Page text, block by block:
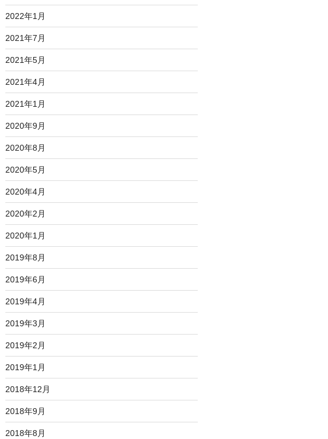
2022年1月
2021年7月
2021年5月
2021年4月
2021年1月
2020年9月
2020年8月
2020年5月
2020年4月
2020年2月
2020年1月
2019年8月
2019年6月
2019年4月
2019年3月
2019年2月
2019年1月
2018年12月
2018年9月
2018年8月